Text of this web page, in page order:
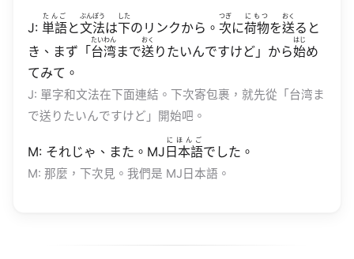
J: 単語
たんご
と文法
ぶんぽう
は下
した
のリンクから。 次
つぎ
に荷物
にもつ
を送
おく
ると
き、まず「台湾
たいわん
まで送
おく
りたいんですけど」から始
はじ
め
てみて。
J: 單字和文法在下面連結。下次寄包裹，就先從「台湾ま
で送りたいんですけど」開始吧。
M: それじゃ、また。MJ 日本語
にほんご
でした。
M: 那麼，下次見。我們是 MJ日本語。